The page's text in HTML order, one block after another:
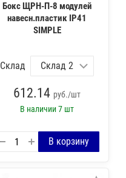
Бокс ЩРН-П-8 модулей
навесн.пластик IP41
SIMPLE
Склад
612.14 руб./шт
В наличии7 шт